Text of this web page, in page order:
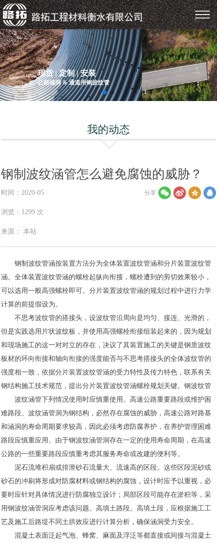
Ø5米拼装钢波纹管涵
- 新密X031岳米线柿树湾涵
洞抢险工程
我的动态
钢制波纹涵管怎么避免腐蚀的威胁？
分享
时间：2020-05
浏览：1299 次
来源： 本站
钢制波纹管涵按装置方法分为全体装置波纹管涵和分片装置波纹管
涵。全体装置波纹管涵的螺栓起纵向衔接，螺栓遭到的剪切效果较小，
可以选用一般高强螺栓即可。分片装置波纹管涵的规划过程中进行力学
计算的前提假设为。
不思考波纹管的搭接头，设波纹管沿周向是均匀、接连、光滑的，
但是实践选用片状波纹板，并使用高强螺栓衔接组装起来的，因为规划
和现场施工的这一对对立的存在，决议了其装置施工的关键是钢质波纹
板材的环向衔接和轴向衔接的强度能否与不思考搭接头的全体波纹管的
强度相一致，依据分片装置波纹管涵的受力特性及传力特色，联系有关
钢结构施工技术规范，提出分片装置波纹管涵螺栓规划关键。钢波纹管
波纹涵管下列情况使用时应慎重使用。高速公路重要路段或维护困
难路段。波纹涵管洞为钢结构，必然存在腐蚀的威胁，高速公路对路基
和涵洞的寿命周期要求较高，因此必须考虑防腐养护，在养护管理困难
路段应慎重应用。由于钢波纹涵管洞存在一定的使用寿命周期，在高速
公路的一些重要路段应慎重考虑其服务寿命或改建的便利等。
泥石流堆积扇或排泄砂石流量大、流速高的区段。这些区段泥砂或
砂石的冲刷将形成对防腐材料或钢结构的腐蚀，设计时应予以重视，必
要时应针对具体情况进行防腐独立设计；局部区段可能存在淤积等，采
用钢波纹涵管洞应考虑该问题。高填土路段。高填土段，应根据施工工
艺及施工后路堤不同土拱效应进行计算分析，确保涵洞受力安全。
混凝土表面泛起气泡、蜂窝、麻面及浮泛等都直接或间接与混凝土